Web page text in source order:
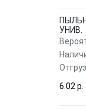
УНИВ.
6.02 p.